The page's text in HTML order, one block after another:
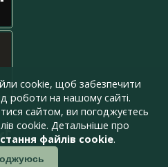
cookie, щоб забезпечити
роботи на нашому сайті.
сайтом, ви погоджуєтесь
cookie. Детальніше про
файлів cookie.